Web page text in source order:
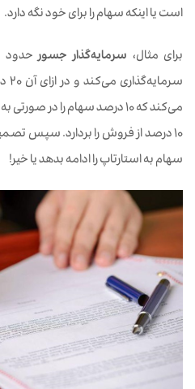
است یا اینکه سهام را برای خود نگه دارد.
برای مثال، سرمایه‌گذار جسور
می‌کند که 10 درصد سهام را در
10 درصد از فروش را بردارد. سپس
سهام به استارتاپ را ادامه بدهد یا خیر!